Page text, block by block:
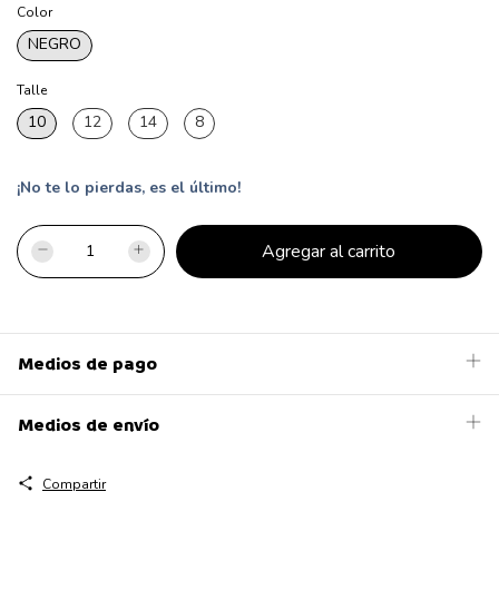
Color
NEGRO
Talle
10 12 14 8
¡No te lo pierdas, es el último!
Medios de pago
Medios de envío
Compartir